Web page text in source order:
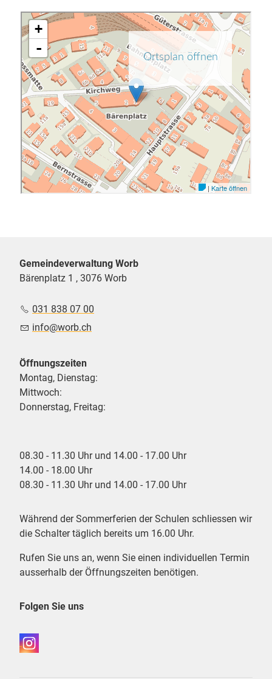
Gemeindeverwaltung Worb
Bärenplatz 1 , 3076 Worb
031 838 07 00
nf
w rb ch
Öffnungszeiten
Montag, Dienstag:
Mittwoch:
Donnerstag, Freitag:
08.30 - 11.30 Uhr und 14.00 - 17.00 Uhr
14.00 - 18.00 Uhr
08.30 - 11.30 Uhr und 14.00 - 17.00 Uhr
Während der Sommerferien der Schulen schliessen wir
die Schalter täglich bereits um 16.00 Uhr.
Rufen Sie uns an, wenn Sie einen individuellen Termin
ausserhalb der Öffnungszeiten benötigen.
Folgen Sie uns